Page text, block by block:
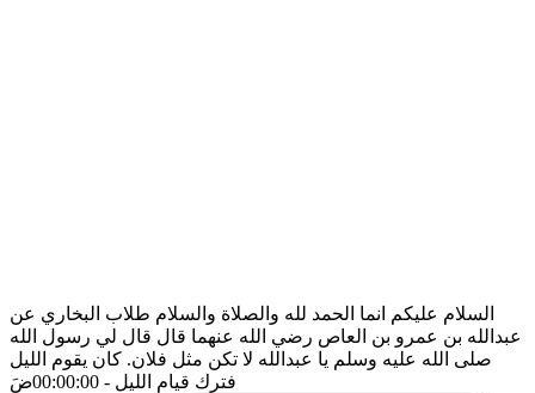
السلام عليكم انما الحمد لله والصلاة والسلام طلاب البخاري عن
عبدالله بن عمرو بن العاص رضي الله عنهما قال قال لي رسول الله
صلى الله عليه وسلم يا عبدالله لا تكن مثل فلان. كان يقوم الليل
فترك قيام الليل - 00:00:00 ضَ